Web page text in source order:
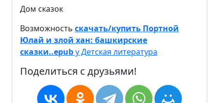
Дом сказок
Возможность скачать/купить Портной
Юлай и злой хан: башкирские
сказки..epubу Детская литература
Поделиться с друзьями!